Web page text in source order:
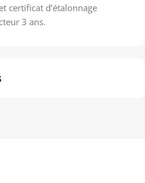
certificat d’étalonnage
3 ans.